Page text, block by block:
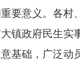
要意义。各村
镇政府民生实
基础，广泛动